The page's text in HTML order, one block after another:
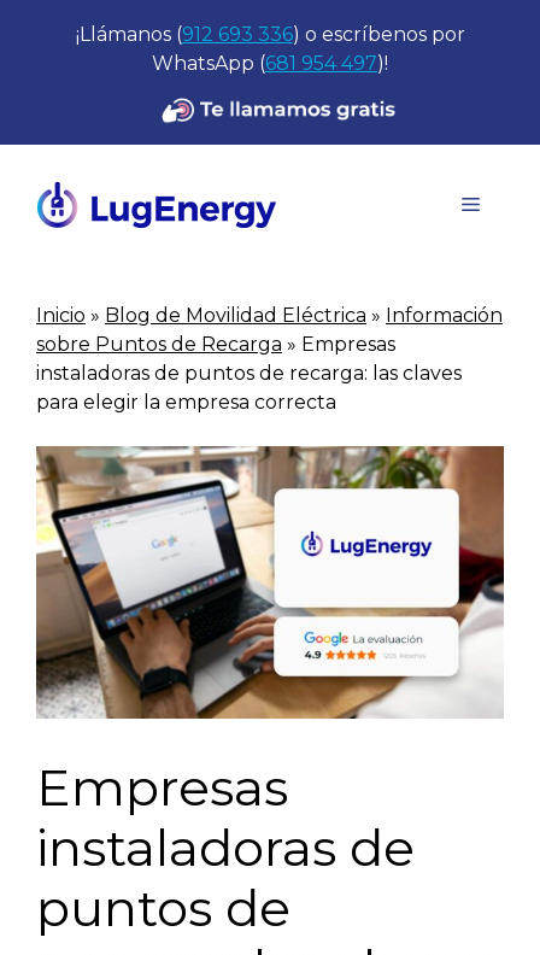
¡Llámanos (912 693 336) o escríbenos por
WhatsApp (681 954 497)!
Menú
Inicio » Blog de Movilidad Eléctrica » Información
sobre Puntos de Recarga » Empresas
instaladoras de puntos de recarga: las claves
para elegir la empresa correcta
Empresas
instaladoras de
puntos de